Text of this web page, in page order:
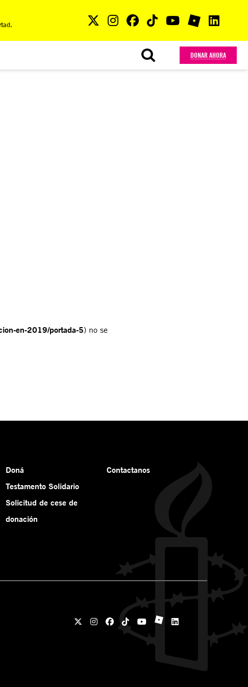
DONAR AHORA
en-2019/portada-5) no se
Doná
Testamento Solidario
Solicitud de cese de
donación
Contactanos